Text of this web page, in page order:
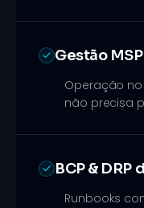
Gestão
Operação no
não precisa
BCP & DRP
Runbooks